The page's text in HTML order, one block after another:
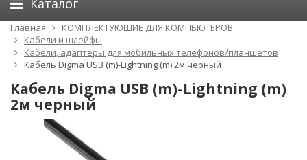
Каталог
Главная
КОМПЛЕКТУЮЩИЕ ДЛЯ КОМПЬЮТЕРОВ
Кабели и шлейфы
Кабели, адаптеры для мобильных телефонов/планшетов
Кабель Digma USB (m)-Lightning (m) 2м черный
Кабель Digma USB (m)-Lightning (m)
2м черный